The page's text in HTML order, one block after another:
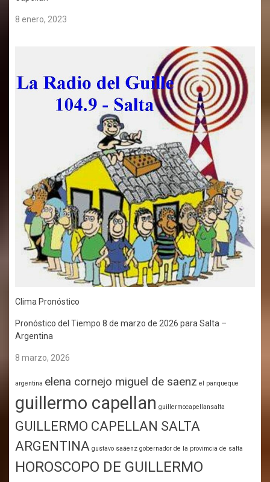
8 enero, 2023
Clima Pronóstico
Pronóstico del Tiempo 8 de marzo de 2026 para Salta –
Argentina
8 marzo, 2026
argentina elena cornejo miguel de saenz el panqueque
guillermo capellan guillermocapellansalta
GUILLERMO CAPELLAN SALTA
ARGENTINA gustavo saáenz gobernador de la provimcia de salta
HOROSCOPO DE GUILLERMO